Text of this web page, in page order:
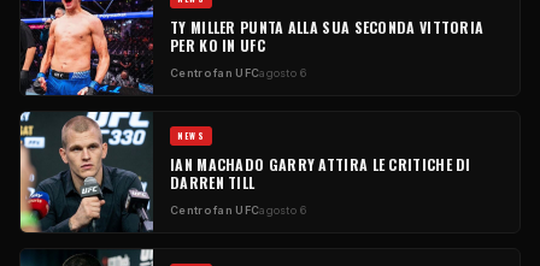
TY MILLER PUNTA ALLA SUA SECONDA VITTORIA
PER KO IN UFC
Centro fan UFCagosto 6
NEWS
IAN MACHADO GARRY ATTIRA LE CRITICHE DI
DARREN TILL
Centro fan UFCagosto 6